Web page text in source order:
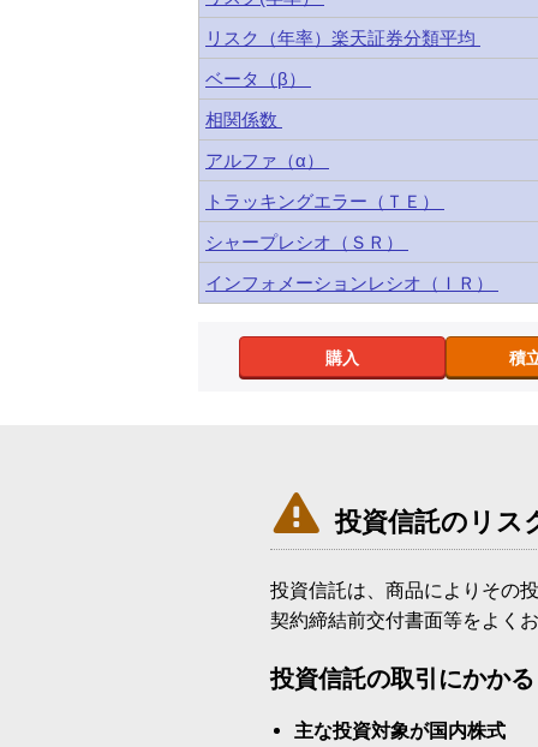
リスク（年率）楽天証券分類平均
ベータ（β）
相関係数
アルファ（α）
トラッキングエラー（ＴＥ）
シャープレシオ（ＳＲ）
インフォメーションレシオ（ＩＲ）
購入 積
 投資信託のリス
投資信託は、商品によりその
契約締結前交付書面等をよく
投資信託の取引にかか
主な投資対象が国内株式